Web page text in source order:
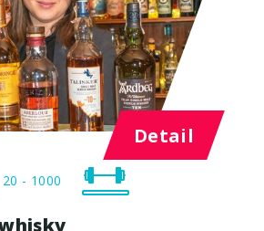
Detail
20 - 1000